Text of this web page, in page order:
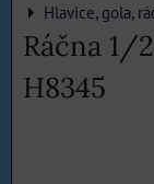
Hlavice, gola,
Ráčna 1/
H8345